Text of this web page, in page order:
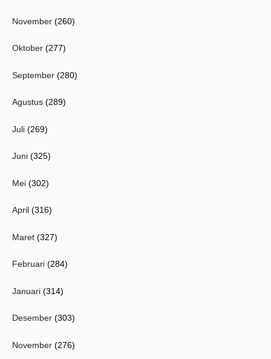
November (260)
Oktober (277)
September (280)
Agustus (289)
Juli (269)
Juni (325)
Mei (302)
April (316)
Maret (327)
Februari (284)
Januari (314)
Desember (303)
November (276)